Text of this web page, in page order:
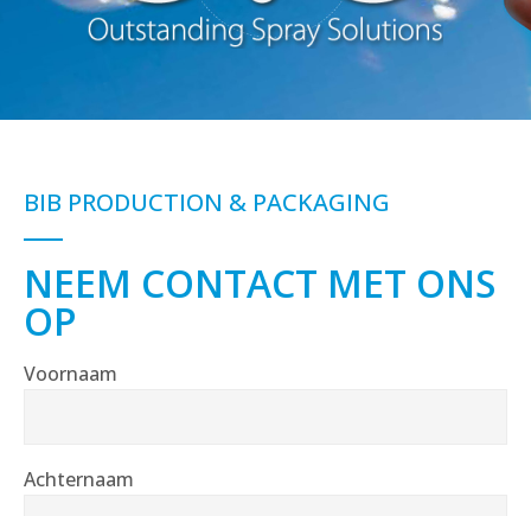
BIB PRODUCTION & PACKAGING
NEEM CONTACT MET ONS
OP
Voornaam
Achternaam